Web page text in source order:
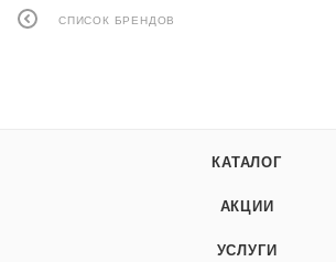
СПИСОК БРЕНДОВ
КАТАЛОГ
АКЦИИ
УСЛУГИ